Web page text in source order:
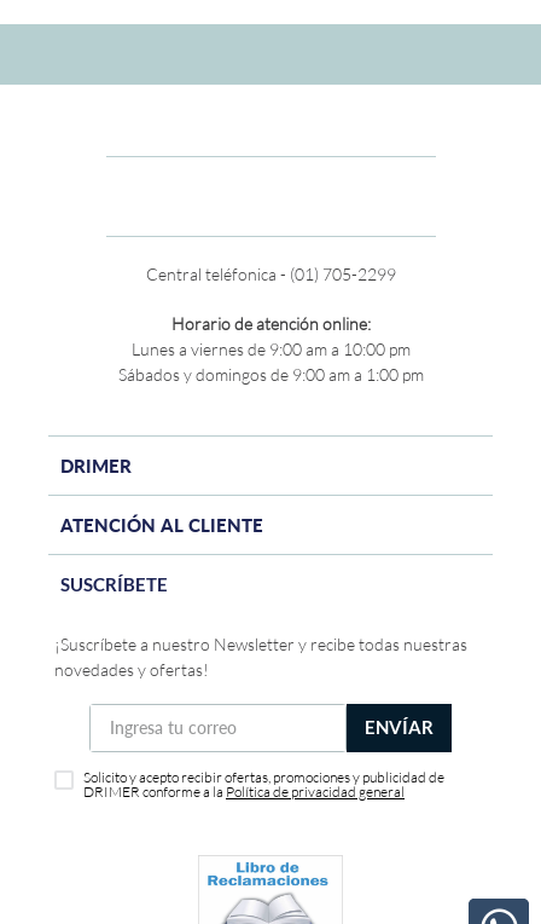
Central teléfonica - (01) 705-2299
Horario de atención online:
Lunes a viernes de 9:00 am a 10:00 pm
Sábados y domingos de 9:00 am a 1:00 pm
DRIMER
ATENCIÓN AL CLIENTE
SUSCRÍBETE
¡Suscríbete a nuestro Newsletter y recibe todas nuestras
novedades y ofertas!
ENVÍAR
Solicito y acepto recibir ofertas, promociones y publicidad de
DRIMER conforme a la Política de privacidad general